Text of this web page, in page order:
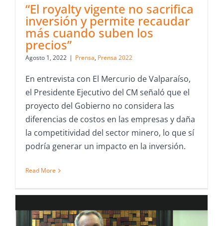
“El royalty vigente no sacrifica
inversión y permite recaudar
más cuando suben los
precios”
Agosto 1, 2022 | Prensa, Prensa 2022
En entrevista con El Mercurio de Valparaíso,
el Presidente Ejecutivo del CM señaló que el
proyecto del Gobierno no considera las
diferencias de costos en las empresas y daña
la competitividad del sector minero, lo que sí
podría generar un impacto en la inversión.
Read More